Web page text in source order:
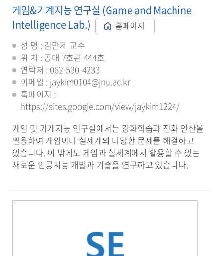
게임&기계지능 연구실 (Game and Machine
Intelligence Lab.)
홈페이지
성 명 : 김만제 교수
위 치 : 공대 7호관 444호
연락처 : 062-530-4233
이메일 : jaykim0104@jnu.ac.kr
홈페이지 :
https://sites.google.com/view/jaykim1224/
게임 및 기계지능 연구실에서는 강화학습과 진화 연산을
활용하여 게임이나 실세계의 다양한 문제를 해결하고
있습니다. 이 밖에도 게임과 실세계에서 활용할 수 있는
새로운 인공지능 개발과 기술을 연구하고 있습니다.